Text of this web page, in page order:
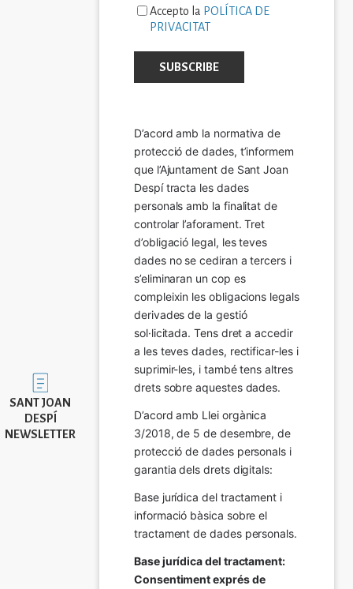
Imatge
SANT JOAN
DESPÍ
NEWSLETTER
Accepto la POLÍTICA DE
PRIVACITAT
D’acord amb la normativa de
protecció de dades, t’informem
que l’Ajuntament de Sant Joan
Despí tracta les dades
personals amb la finalitat de
controlar l’aforament. Tret
d’obligació legal, les teves
dades no se cediran a tercers i
s’eliminaran un cop es
compleixin les obligacions legals
derivades de la gestió
sol·licitada. Tens dret a accedir
a les teves dades, rectificar-les i
suprimir-les, i també tens altres
drets sobre aquestes dades.
D’acord amb Llei orgànica
3/2018, de 5 de desembre, de
protecció de dades personals i
garantia dels drets digitals:
Base jurídica del tractament i
informació bàsica sobre el
tractament de dades personals.
Base jurídica del tractament:
Consentiment exprés de